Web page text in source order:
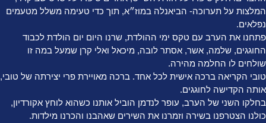
המלצות על תערוכה- הביאנלה במוז״א, תוך כדי טעימה משלל מטעמים
נפלאים.
פתחנו את הערב עם טקס ימי ההולדת, שרנו היום יום הולדת לכבוד
החוגגים, שלמה, אשר, אסתר לובה, מיכאל ואלי קרן שמעל במה זו
שולחים לו החלמה מהירה.
טובי הקריאה ברכה אישית לכל אחד. ברכה מאויירת פרי יצירתה של טובי,
אותה הקדישה לחוגגים.
בחלקו השני של הערב, עופר לנדמן הוביל אותנו כשהוא לוחץ אקורדיון,
כולנו הצטרפנו בשירה וזמרנו את השירים שאהבנו והכרנו מילדות.